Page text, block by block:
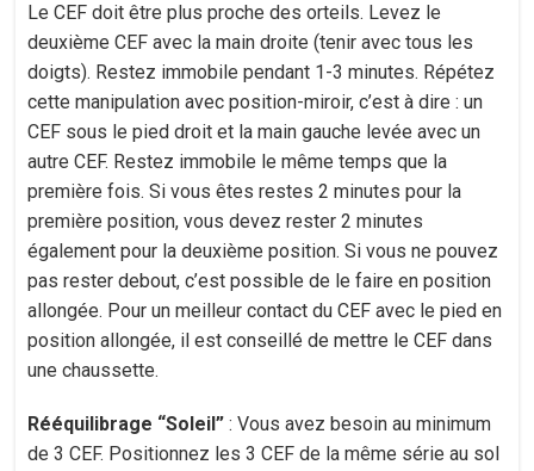
Le CEF doit être plus proche des orteils. Levez le
deuxième CEF avec la main droite (tenir avec tous les
doigts). Restez immobile pendant 1-3 minutes. Répétez
cette manipulation avec position-miroir, c’est à dire : un
CEF sous le pied droit et la main gauche levée avec un
autre CEF. Restez immobile le même temps que la
première fois. Si vous êtes restes 2 minutes pour la
première position, vous devez rester 2 minutes
également pour la deuxième position. Si vous ne pouvez
pas rester debout, c’est possible de le faire en position
allongée. Pour un meilleur contact du CEF avec le pied en
position allongée, il est conseillé de mettre le CEF dans
une chaussette.
Rééquilibrage “Soleil” : Vous avez besoin au minimum
de 3 CEF. Positionnez les 3 CEF de la même série au sol